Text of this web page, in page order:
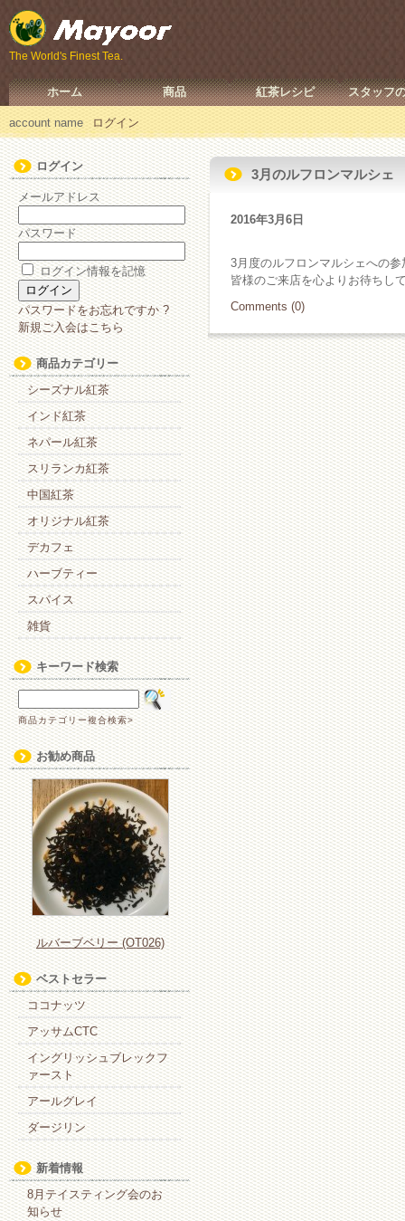
The World's Finest Tea.
ホーム 商品 紅茶レシピ スタッフ
account name ログイン
ログイン
メールアドレス
パスワード
ログイン情報を記憶
パスワードをお忘れですか ?
新規ご入会はこちら
商品カテゴリー
シーズナル紅茶
インド紅茶
ネパール紅茶
スリランカ紅茶
中国紅茶
オリジナル紅茶
デカフェ
ハーブティー
スパイス
雑貨
キーワード検索
商品カテゴリー複合検索>
お勧め商品
ルバーブベリー (OT026)
ベストセラー
ココナッツ
アッサムCTC
イングリッシュブレックフ
ァースト
アールグレイ
ダージリン
新着情報
8月テイスティング会のお
知らせ
3月のルフロンマルシェ
2016年3月6日
3月度のルフロンマルシェへの
皆様のご来店を心よりお待ちし
Comments (0)